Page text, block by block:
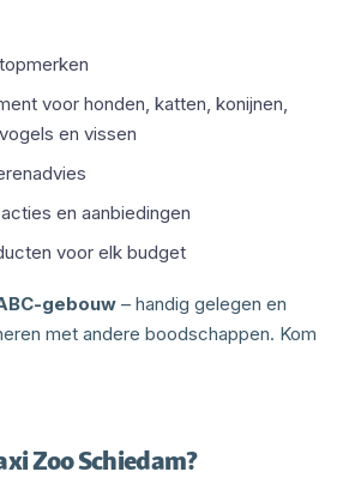
voor honden, katten, konijnen,
en vissen
en aanbiedingen
voor elk budget
gebouw – handig gelegen en
met andere boodschappen. Kom
Zoo Schiedam?